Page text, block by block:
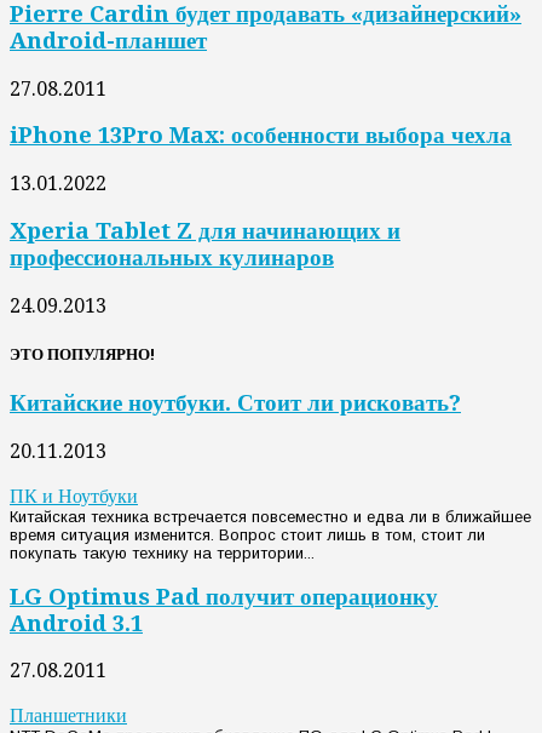
Pierre Cardin будет продавать «дизайнерский»
Android-планшет
27.08.2011
iPhone 13Pro Max: особенности выбора чехла
13.01.2022
Xperia Tablet Z для начинающих и
профессиональных кулинаров
24.09.2013
ЭТО ПОПУЛЯРНО!
Китайские ноутбуки. Стоит ли рисковать?
20.11.2013
ПК и Ноутбуки
Китайская техника встречается повсеместно и едва ли в ближайшее
время ситуация изменится. Вопрос стоит лишь в том, стоит ли
покупать такую технику на территории...
LG Optimus Pad получит операционку
Android 3.1
27.08.2011
Планшетники